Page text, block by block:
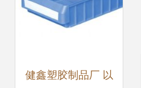
健鑫塑胶制品厂 以